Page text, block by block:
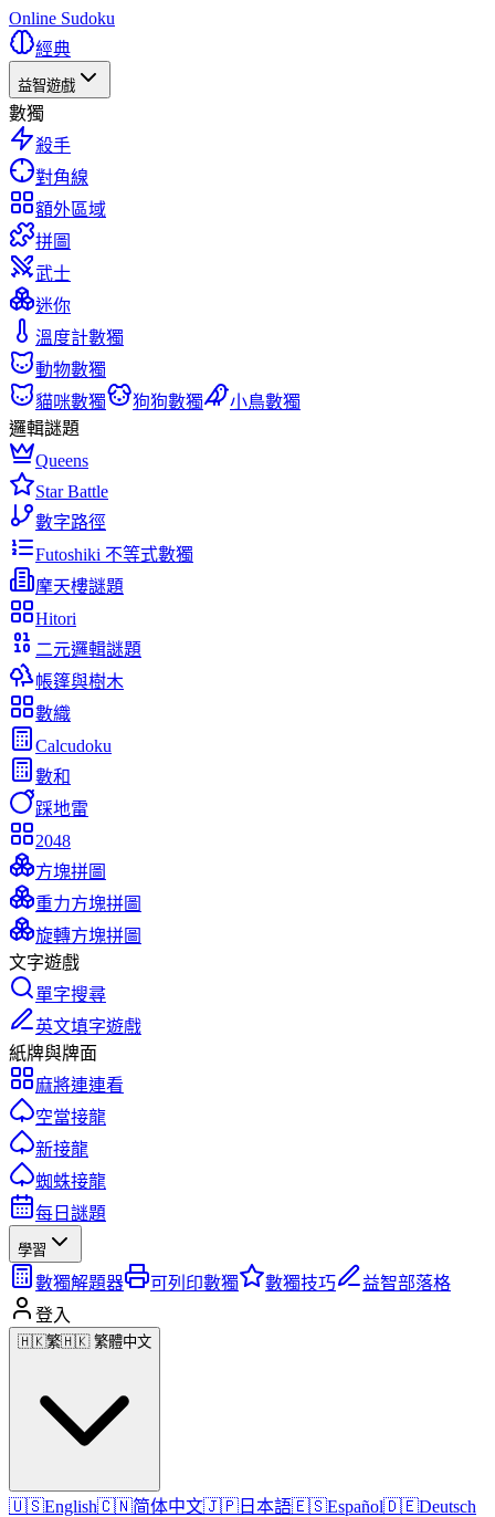
Online Sudoku
經典
益智遊戲
數獨
殺手
對角線
額外區域
拼圖
武士
迷你
溫度計數獨
動物數獨
貓咪數獨
狗狗數獨
小鳥數獨
邏輯謎題
Queens
Star Battle
數字路徑
Futoshiki 不等式數獨
摩天樓謎題
Hitori
二元邏輯謎題
帳篷與樹木
數織
Calcudoku
數和
踩地雷
2048
方塊拼圖
重力方塊拼圖
旋轉方塊拼圖
文字遊戲
單字搜尋
英文填字遊戲
紙牌與牌面
麻將連連看
空當接龍
新接龍
蜘蛛接龍
每日謎題
學習
數獨解題器 可列印數獨 數獨技巧
益智部落格
登入
🇭🇰繁🇭🇰 繁體中文
🇺🇸English🇨🇳简体中文🇯🇵 日本語🇪🇸Español🇩🇪Deutsch